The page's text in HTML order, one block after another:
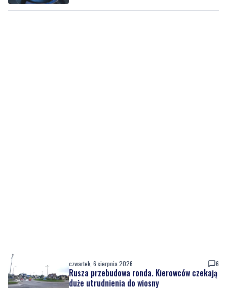
czwartek, 6 sierpnia 2026 6
Rusza przebudowa ronda. Kierowców czekają
duże utrudnienia do wiosny